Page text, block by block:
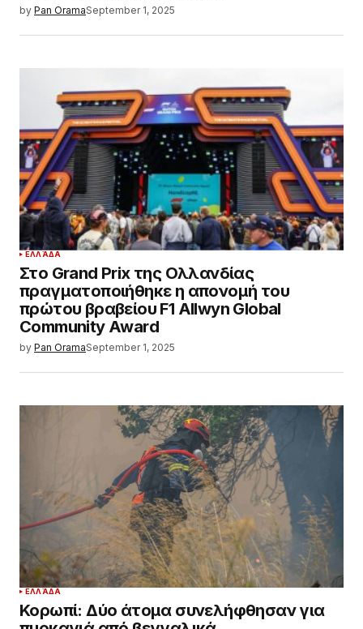
by Pan OramaSeptember 1, 2025
ΕΛΛΆΔΑ
Στο Grand Prix της Ολλανδίας
πραγματοποιήθηκε η απονομή του
πρώτου βραβείου F1 Allwyn Global
Community Award
by Pan OramaSeptember 1, 2025
ΕΛΛΆΔΑ
Κορωπί: Δύο άτομα συνελήφθησαν για